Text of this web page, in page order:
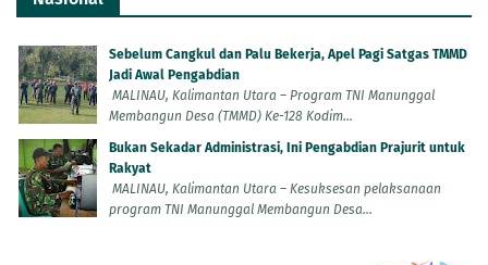
Sebelum Cangkul dan Palu Bekerja, Apel Pagi Satgas TMMD
Jadi Awal Pengabdian
MALINAU, Kalimantan Utara – Program TNI Manunggal
Membangun Desa (TMMD) Ke-128 Kodim...
Bukan Sekadar Administrasi, Ini Pengabdian Prajurit untuk
Rakyat
MALINAU, Kalimantan Utara – Kesuksesan pelaksanaan
program TNI Manunggal Membangun Desa...